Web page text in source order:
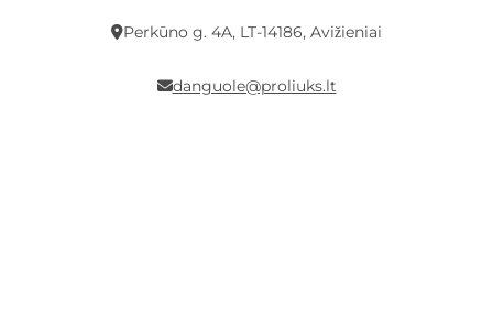
Perkūno g. 4A, LT-14186, Avižieniai
danguole@proliuks.lt